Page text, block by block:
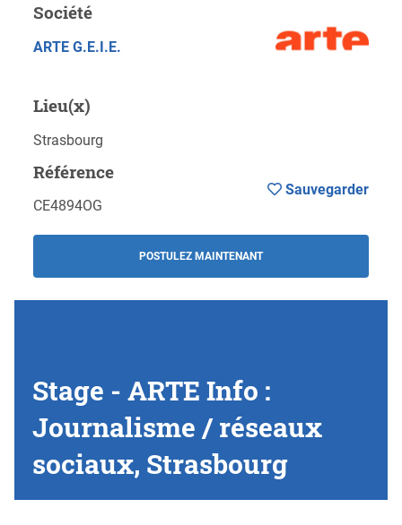
Société
ARTE G.E.I.E.
Lieu(x)
Strasbourg
Référence
CE4894OG
POSTULEZ MAINTENANT
Sauvegarder
Stage - ARTE Info :
Journalisme / réseaux
sociaux, Strasbourg